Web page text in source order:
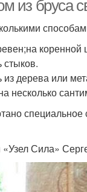
из бруса
стыков.
из дерева или
несколько
«Узел Сила»